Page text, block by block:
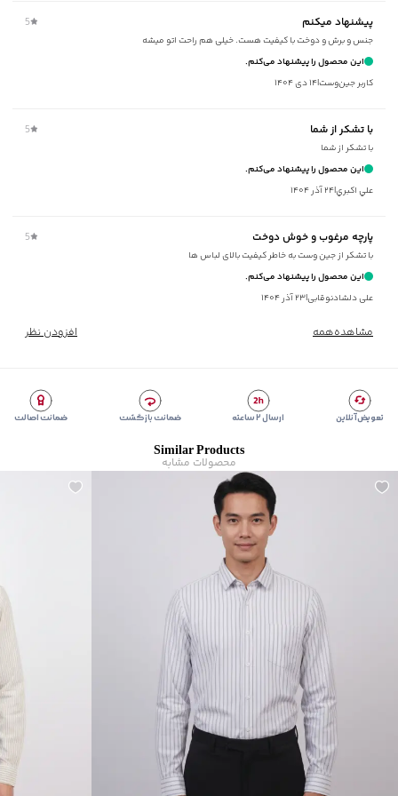
مناسب برای:
مناسب برای فصول :
چهار فصل
سایر توضیحات
:سرآستین مچی و دکمه‌دار، جنس پارچه ترکیبی از نخ‌پنبه و
پلی‌استر
نوع جیب:یک جیب پاکتی روی سینه
زیر گروه
شیوه‌برش:
Slim fit
پیشنهاد میکنم 5
جنس و برش و دوخت با کیفیت هست. خیلی هم راحت اتو میشه
این محصول را پیشنهاد می‌کنم.
کاربر جین‌وست|۱۴ دی ۱۴۰۴
با تشکر از شما 5
با تشکر از شما
این محصول را پیشنهاد می‌کنم.
علي اکبري|۲۴ آذر ۱۴۰۴
پارچه مرغوب و خوش دوخت 5
با تشکر از جین وست به خاطر کیفیت بالای لباس ها
این محصول را پیشنهاد می‌کنم.
علی دلشادنوقابی|۲۳ آذر ۱۴۰۴
مشاهده‌همه افزودن نظر
تعویض آنلاین ارسال ۲ ساعته ضمانت بازگشت ضمانت اصالت
Similar Products
محصولات مشابه